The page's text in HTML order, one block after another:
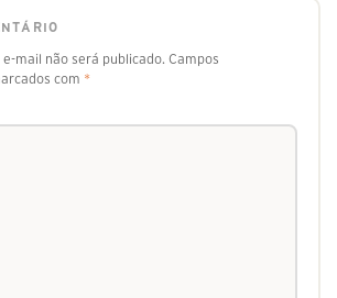
mail não será publicado. Campos
com *